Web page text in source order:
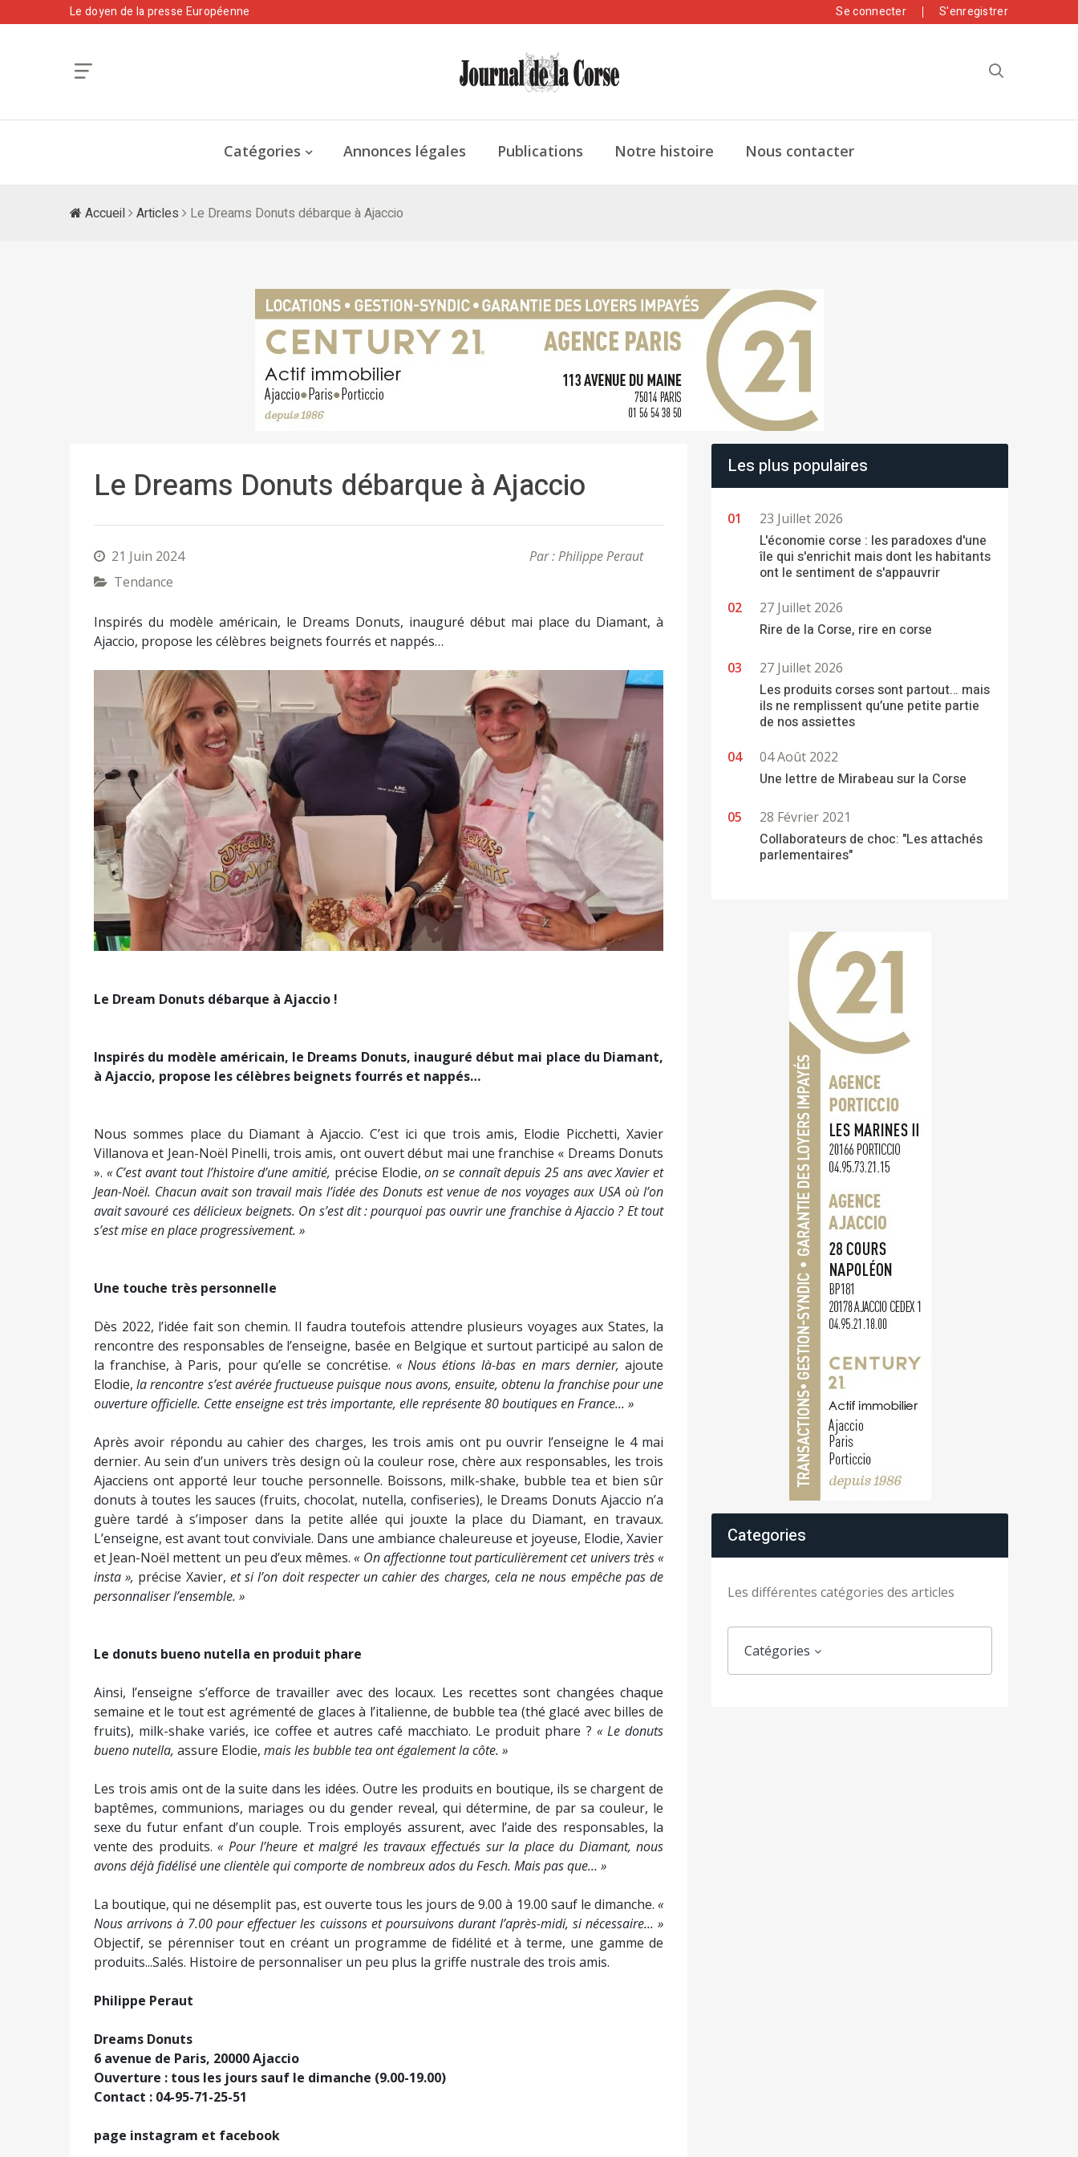
Le doyen de la presse Européenne Se connecter S'enregistrer
Catégories Annonces légales Publications Notre histoire Nous contacter
Accueil Articles Le Dreams Donuts débarque à Ajaccio
Le Dreams Donuts débarque à Ajaccio
21 Juin 2024
Par : Philippe Peraut
Tendance
Inspirés du modèle américain, le Dreams Donuts, inauguré début mai place du Diamant, à
Ajaccio, propose les célèbres beignets fourrés et nappés…
Précédent Suivant
Le Dream Donuts débarque à Ajaccio !
Inspirés du modèle américain, le Dreams Donuts, inauguré début mai place du Diamant,
à Ajaccio, propose les célèbres beignets fourrés et nappés…
Nous sommes place du Diamant à Ajaccio. C’est ici que trois amis, Elodie Picchetti, Xavier
Villanova et Jean-Noël Pinelli, trois amis, ont ouvert début mai une franchise « Dreams Donuts
». « C’est avant tout l’histoire d’une amitié, précise Elodie,on se connaît depuis 25 ans avec Xavier et
Jean-Noël. Chacun avait son travail mais l’idée des Donuts est venue de nos voyages aux USA où l’on
avait savouré ces délicieux beignets. On s’est dit : pourquoi pas ouvrir une franchise à Ajaccio ? Et tout
s’est mise en place progressivement. »
Une touche très personnelle
Dès 2022, l’idée fait son chemin. Il faudra toutefois attendre plusieurs voyages aux States, la
rencontre des responsables de l’enseigne, basée en Belgique et surtout participé au salon de
la franchise, à Paris, pour qu’elle se concrétise.« Nous étions là-bas en mars dernier,ajoute
Elodie,la rencontre s’est avérée fructueuse puisque nous avons, ensuite, obtenu la franchise pour une
ouverture officielle. Cette enseigne est très importante, elle représente 80 boutiques en France... »
Après avoir répondu au cahier des charges, les trois amis ont pu ouvrir l’enseigne le 4 mai
dernier. Au sein d’un univers très design où la couleur rose, chère aux responsables, les trois
Ajacciens ont apporté leur touche personnelle. Boissons, milk-shake, bubble tea et bien sûr
donuts à toutes les sauces (fruits, chocolat, nutella, confiseries), le Dreams Donuts Ajaccio n’a
guère tardé à s’imposer dans la petite allée qui jouxte la place du Diamant, en travaux.
L’enseigne, est avant tout conviviale. Dans une ambiance chaleureuse et joyeuse, Elodie, Xavier
et Jean-Noël mettent un peu d’eux mêmes.« On affectionne tout particulièrement cet univers très «
insta », précise Xavier, et si l’on doit respecter un cahier des charges, cela ne nous empêche pas de
personnaliser l’ensemble. »
Le donuts bueno nutella en produit phare
Ainsi, l’enseigne s’efforce de travailler avec des locaux. Les recettes sont changées chaque
semaine et le tout est agrémenté de glaces à l’italienne, de bubble tea (thé glacé avec billes de
fruits), milk-shake variés, ice coffee et autres café macchiato. Le produit phare ? « Le donuts
bueno nutella, assure Elodie, mais les bubble tea ont également la côte. »
Les trois amis ont de la suite dans les idées. Outre les produits en boutique, ils se chargent de
baptêmes, communions, mariages ou du gender reveal, qui détermine, de par sa couleur, le
sexe du futur enfant d’un couple. Trois employés assurent, avec l’aide des responsables, la
vente des produits.« Pour l’heure et malgré les travaux effectués sur la place du Diamant, nous
avons déjà fidélisé une clientèle qui comporte de nombreux ados du Fesch. Mais pas que... »
La boutique, qui ne désemplit pas, est ouverte tous les jours de 9.00 à 19.00 sauf le dimanche. «
Nous arrivons à 7.00 pour effectuer les cuissons et poursuivons durant l’après-midi, si nécessaire... »
Objectif, se pérenniser tout en créant un programme de fidélité et à terme, une gamme de
produits...Salés. Histoire de personnaliser un peu plus la griffe nustrale des trois amis.
Philippe Peraut
Dreams Donuts
6 avenue de Paris, 20000 Ajaccio
Ouverture : tous les jours sauf le dimanche (9.00-19.00)
Contact : 04-95-71-25-51
page instagram et facebook
Les plus populaires
23 Juillet 2026
L'économie corse : les paradoxes d'une
île qui s'enrichit mais dont les habitants
ont le sentiment de s'appauvrir
27 Juillet 2026
Rire de la Corse, rire en corse
27 Juillet 2026
Les produits corses sont partout… mais
ils ne remplissent qu’une petite partie
de nos assiettes
04 Août 2022
Une lettre de Mirabeau sur la Corse
28 Février 2021
Collaborateurs de choc: "Les attachés
parlementaires"
Categories
Les différentes catégories des articles
Catégories